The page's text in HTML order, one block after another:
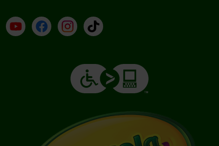
YouTube (en inglés)
Facebook (en inglés)
Instagram (en inglés)
TikTok